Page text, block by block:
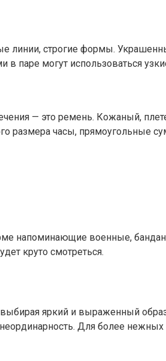
линии, строгие формы.
в паре могут использоваться
— это ремень. Кожаный,
размера часы, прямоугольные
напоминающие военные,
круто смотреться.
яркий и выраженный
Для более